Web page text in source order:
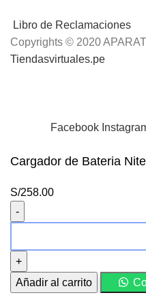
Libro de Reclamaciones
Copyrights © 2020
Tiendasvirtuales.pe
Facebook
Cargador de Bateria
S/258.00
de
Bateria
Nitecore
Añadir al carrito